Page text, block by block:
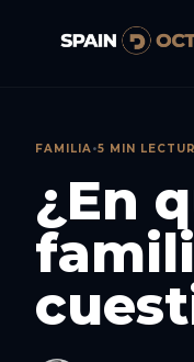
FAMILIA•5 MIN
¿En